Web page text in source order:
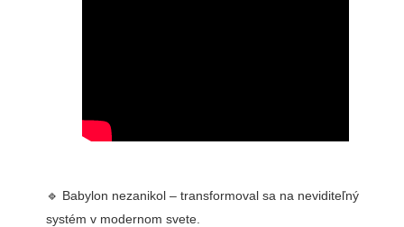
🔹 Babylon nezanikol – transformoval sa na neviditeľný
systém v modernom svete.